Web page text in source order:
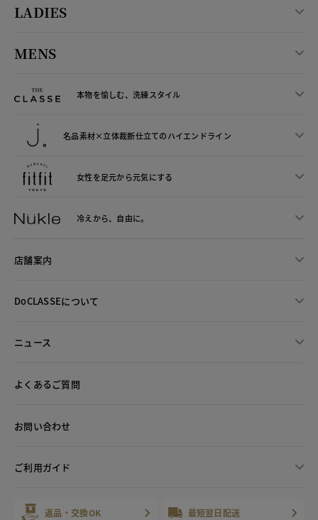
LADIES
MENS
本物を愉しむ、洗練スタイル
名品素材×立体裁断仕立てのハイエンドライン
女性を足元から元気にする
冷えから、 自由に。
店舗案内
DoCLASSEについて
ニュース
よくあるご質問
お問い合わせ
ご利用ガイド
返品・交換OK 最短翌日配送